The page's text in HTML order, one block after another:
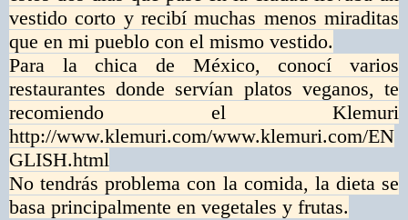
vestido corto y recibí muchas menos miraditas
que en mi pueblo con el mismo vestido.
Para la chica de México, conocí varios
restaurantes donde servían platos veganos, te
recomiendo el Klemuri
http://www.klemuri.com/www.klemuri.com/EN
GLISH.html
No tendrás problema con la comida, la dieta se
basa principalmente en vegetales y frutas.